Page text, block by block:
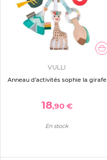
VULLI
Anneau d'activités sophie la girafe
18,90 €
En stock